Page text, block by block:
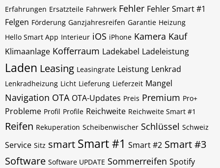
Erfahrungen Ersatzteile Fahrwerk Fehler Fehler Smart #1
Felgen Förderung Ganzjahresreifen Garantie Heizung
Hello Smart App Interieur iOS iPhone Kamera Kauf
Klimaanlage Kofferraum Ladekabel Ladeleistung
Laden Leasing Leasingrate Leistung Lenkrad
Lenkradheizung Licht Lieferung Lieferzeit Mangel
Navigation OTA OTA-Updates Preis Premium Pro+
Probleme Profil Profile Reichweite Reichweite Smart #1
Reifen Rekuperation Scheibenwischer Schlüssel Schweiz
Service Sitz smart Smart #1 Smart #2 Smart #3
Software Software UPDATE Sommerreifen Spotify